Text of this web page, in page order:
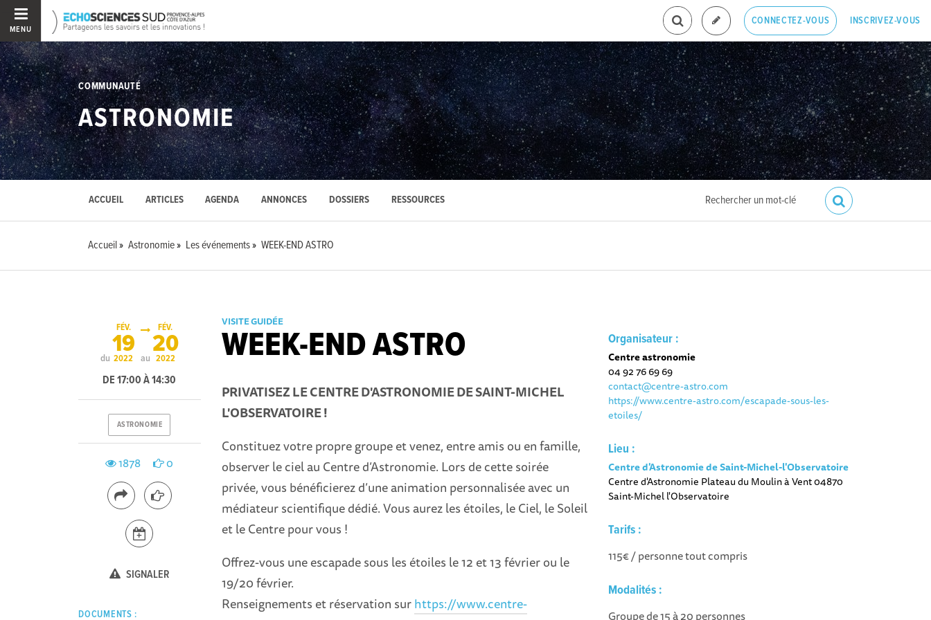
MENU
CONNECTEZ-VOUS INSCRIVEZ-VOUS
COMMUNAUTÉ
ASTRONOMIE
ACCUEIL ARTICLES AGENDA ANNONCES DOSSIERS RESSOURCES
Accueil Astronomie Les événements WEEK-END ASTRO
VISITE GUIDÉE
WEEK-END ASTRO
PRIVATISEZ LE CENTRE D'ASTRONOMIE DE SAINT-MICHEL
L'OBSERVATOIRE !
Constituez votre propre groupe et venez, entre amis ou en famille,
observer le ciel au Centre d’Astronomie. Lors de cette soirée
privée, vous bénéficierez d’une animation personnalisée avec un
médiateur scientifique dédié. Vous aurez les étoiles, le Ciel, le Soleil
et le Centre pour vous !
Offrez-vous une escapade sous les étoiles le 12 et 13 février ou le
19/20 février.
Renseignements et réservation surhttps://www.centre-
Organisateur :
Centre astronomie
04 92 76 69 69
contact@centre-astro.com
https://www.centre-astro.com/escapade-sous-les-
etoiles/
Lieu :
Centre d'Astronomie de Saint-Michel-l'Observatoire
Centre d'Astronomie Plateau du Moulin à Vent 04870
Saint-Michel l'Observatoire
Tarifs :
115€ / personne tout compris
Modalités :
Groupe de 15 à 20 personnes
du
FÉV.
19
2022 au
FÉV.
20
2022
DE 17:00 À 14:30
ASTRONOMIE
1878 0
SIGNALER
DOCUMENTS :